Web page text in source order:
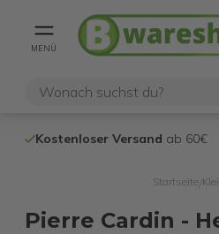
MENÜ
Kostenloser Versand ab 60€
Startseite/
Pierre Cardin -